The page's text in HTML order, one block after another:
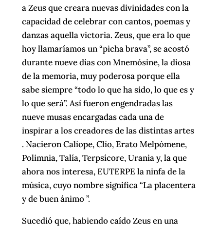
a Zeus que creara nuevas divinidades con la
capacidad de celebrar con cantos, poemas y
danzas aquella victoria. Zeus, que era lo que
hoy llamaríamos un “picha brava”, se acostó
durante nueve días con Mnemósine, la diosa
de la memoria, muy poderosa porque ella
sabe siempre “todo lo que ha sido, lo que es y
lo que será”. Así fueron engendradas las
nueve musas encargadas cada una de
inspirar a los creadores de las distintas artes
. Nacieron Calíope, Clío, Erato Melpómene,
Polimnia, Talía, Terpsícore, Urania y, la que
ahora nos interesa, EUTERPE la ninfa de la
música, cuyo nombre significa “La placentera
y de buen ánimo ”.
Sucedió que, habiendo caído Zeus en una